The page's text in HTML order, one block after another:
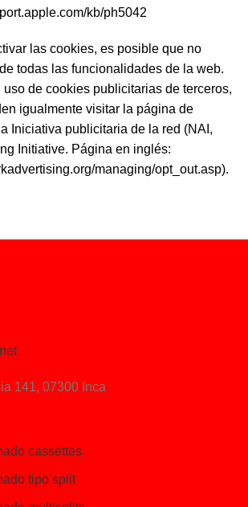
kb/ph5042
las cookies, es posible que no
todas las funcionalidades de la web.
de cookies publicitarias de terceros,
igualmente visitar la página de
Iniciativa publicitaria de la red (NAI,
Initiative. Página en inglés:
managing/opt_out.asp).
141, 07300 Inca
cassettes
tipo split